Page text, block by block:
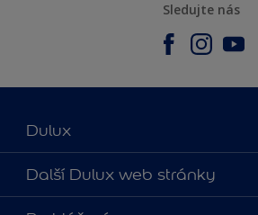
Sledujte nás
Dulux
O nás
Kontaktujte nás
Další Dulux web stránky
duluxmalir.cz